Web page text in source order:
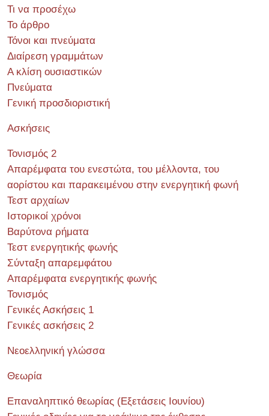
Τι να προσέχω
Το άρθρο
Τόνοι και πνεύματα
Διαίρεση γραμμάτων
Α κλίση ουσιαστικών
Πνεύματα
Γενική προσδιοριστική
Ασκήσεις
Τονισμός 2
Απαρέμφατα του ενεστώτα, του μέλλοντα, του
αορίστου και παρακειμένου στην ενεργητική φωνή
Τεστ αρχαίων
Ιστορικοί χρόνοι
Βαρύτονα ρήματα
Τεστ ενεργητικής φωνής
Σύνταξη απαρεμφάτου
Απαρέμφατα ενεργητικής φωνής
Τονισμός
Γενικές Ασκήσεις 1
Γενικές ασκήσεις 2
Νεοελληνική γλώσσα
Θεωρία
Επαναληπτικό θεωρίας (Εξετάσεις Ιουνίου)